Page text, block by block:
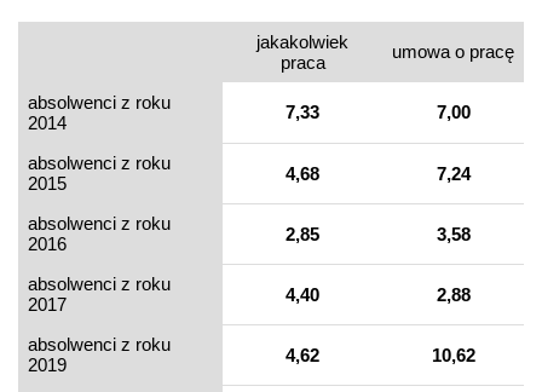
jakakolwiek
praca
umowa o pracę
absolwenci z roku
2014
7,33 7,00
absolwenci z roku
2015
4,68 7,24
absolwenci z roku
2016
2,85 3,58
absolwenci z roku
2017
4,40 2,88
absolwenci z roku
2019
4,62 10,62